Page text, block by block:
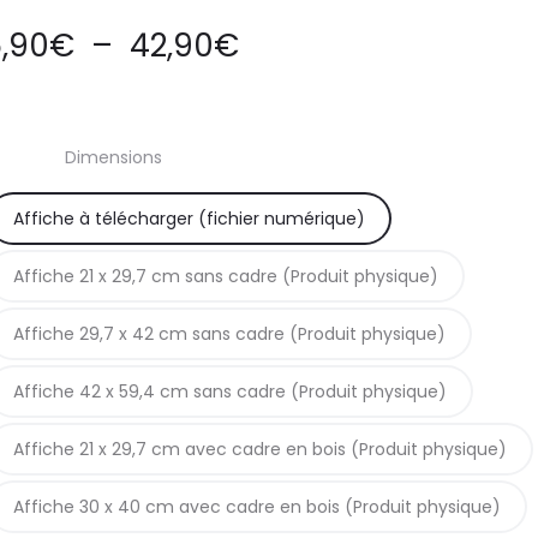
€ – 42,90€Plage
5,90€
à
42,90€
Dimensions
Affiche à télécharger (fichier numérique)
Affiche 21 x 29,7 cm sans cadre (Produit physique)
Affiche 29,7 x 42 cm sans cadre (Produit physique)
Affiche 42 x 59,4 cm sans cadre (Produit physique)
Affiche 21 x 29,7 cm avec cadre en bois (Produit physique)
Affiche 30 x 40 cm avec cadre en bois (Produit physique)